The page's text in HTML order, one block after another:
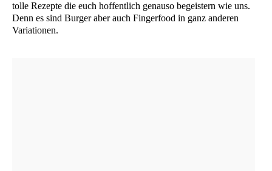
tol­le Rezep­te die euch hof­fent­lich genau­so begeis­tern wie uns.
Denn es sind Bur­ger aber auch Fin­ger­food in ganz ande­ren
Variationen.